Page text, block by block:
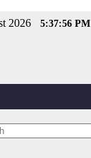
2026 5:37:56 PM